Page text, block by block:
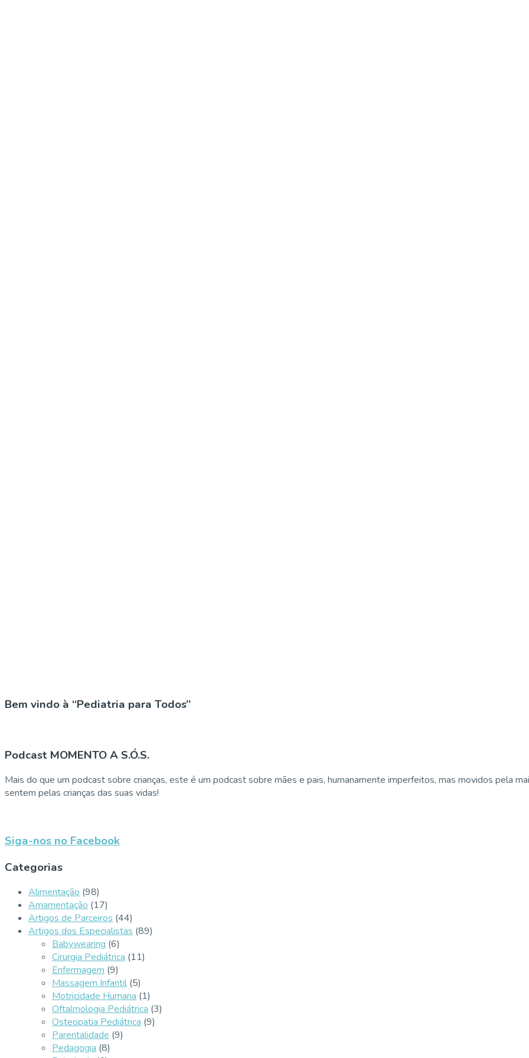
Bem vindo à “Pediatria para Todos”
Podcast MOMENTO A S.Ó.S.
Mais do que um podcast sobre crianças, este é um podcast sobre mães e pais, humanamente imperfeitos, mas movidos pela
sentem pelas crianças das suas vidas!
Siga-nos no Facebook
Categorias
Alimentação (98)
Amamentação (17)
Artigos de Parceiros (44)
Artigos dos Especialistas (89)
Babywearing (6)
Cirurgia Pediátrica (11)
Enfermagem (9)
Massagem Infantil (5)
Motricidade Humana (1)
Oftalmologia Pediátrica (3)
Osteopatia Pediátrica (9)
Parentalidade (9)
Pedagogia (8)